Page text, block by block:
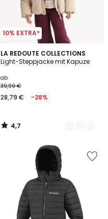
10% EXTRA*
LA REDOUTE COLLECTIONS
Light-Steppjacke mit Kapuze
ab
39,99 €
28,79 € -28%
4,7
/ 5
4
Farben
4,7
/